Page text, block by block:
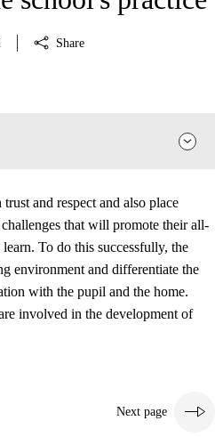
Share
and respect and also place
that will promote their all-
To do this successfully, the
environment and differentiate the
with the pupil and the home.
involved in the development of
Next page